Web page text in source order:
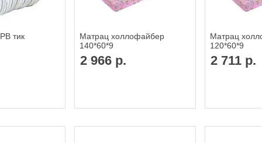
тик
Матрац холлофайбер
140*60*9
2 966 р.
Матрац
120*60*9
2 711 р.